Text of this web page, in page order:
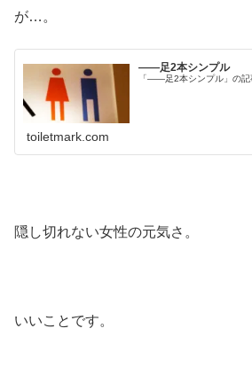
が…。
――足2本シンプル
「――足2本シンプル」の記
toiletmark.com
隠し切れない女性の元気さ。
いいことです。